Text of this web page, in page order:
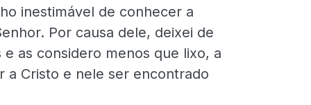
inestimável de conhecer a
Por causa dele, deixei de
e as considero menos que lixo, a
a Cristo e nele ser encontrado